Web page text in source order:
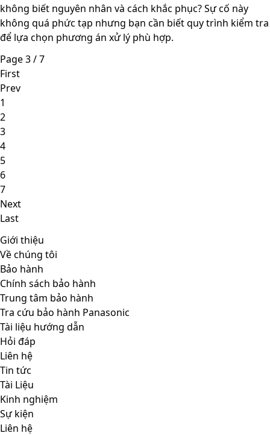
không biết nguyên nhân và cách khắc phục? Sự cố này
không quá phức tạp nhưng bạn cần biết quy trình kiểm tra
để lựa chọn phương án xử lý phù hợp.
Page 3 / 7
First
Prev
1
2
3
4
5
6
7
Next
Last
Giới thiệu
Về chúng tôi
Bảo hành
Chính sách bảo hành
Trung tâm bảo hành
Tra cứu bảo hành Panasonic
Tài liệu hướng dẫn
Hỏi đáp
Liên hệ
Tin tức
Tài Liệu
Kinh nghiệm
Sự kiện
Liên hệ